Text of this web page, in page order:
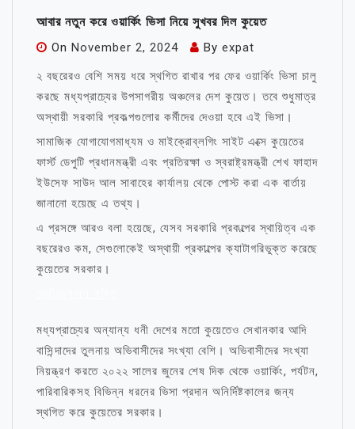
আবার নতুন করে ওয়ার্কিং ভিসা নিয়ে সুখবর দিল কুয়েত
On November 2, 2024 By expat
২ বছরেরও বেশি সময় ধরে স্থগিত রাখার পর ফের ওয়ার্কিং ভিসা চালু
করছে মধ্যপ্রাচ্যের উপসাগরীয় অঞ্চলের দেশ কুয়েত। তবে শুধুমাত্র
অস্থায়ী সরকারি প্রকল্পগুলোর কর্মীদের দেওয়া হবে এই ভিসা।
সামাজিক যোগাযোগমাধ্যম ও মাইক্রোব্লগিং সাইট এক্সে কুয়েতের
ফার্স্ট ডেপুটি প্রধানমন্ত্রী এবং প্রতিরক্ষা ও স্বরাষ্ট্রমন্ত্রী শেখ ফাহাদ
ইউসেফ সাউদ আল সাবাহের কার্যালয় থেকে পোস্ট করা এক বার্তায়
জানানো হয়েছে এ তথ্য।
এ প্রসঙ্গে আরও বলা হয়েছে, যেসব সরকারি প্রকল্পের স্থায়িত্ব এক
বছরেরও কম, সেগুলোকেই অস্থায়ী প্রকাল্পের ক্যাটাগরিভুক্ত করেছে
কুয়েতের সরকার।
মধ্যপ্রাচ্যের অন্যান্য ধনী দেশের মতো কুয়েতেও সেখানকার আদি
বাসিন্দাদের তুলনায় অভিবাসীদের সংখ্যা বেশি। অভিবাসীদের সংখ্যা
নিয়ন্ত্রণ করতে ২০২২ সালের জুনের শেষ দিক থেকে ওয়ার্কিং, পর্যটন,
পারিবারিকসহ বিভিন্ন ধরনের ভিসা প্রদান অনির্দিষ্টকালের জন্য
স্থগিত করে কুয়েতের সরকার।